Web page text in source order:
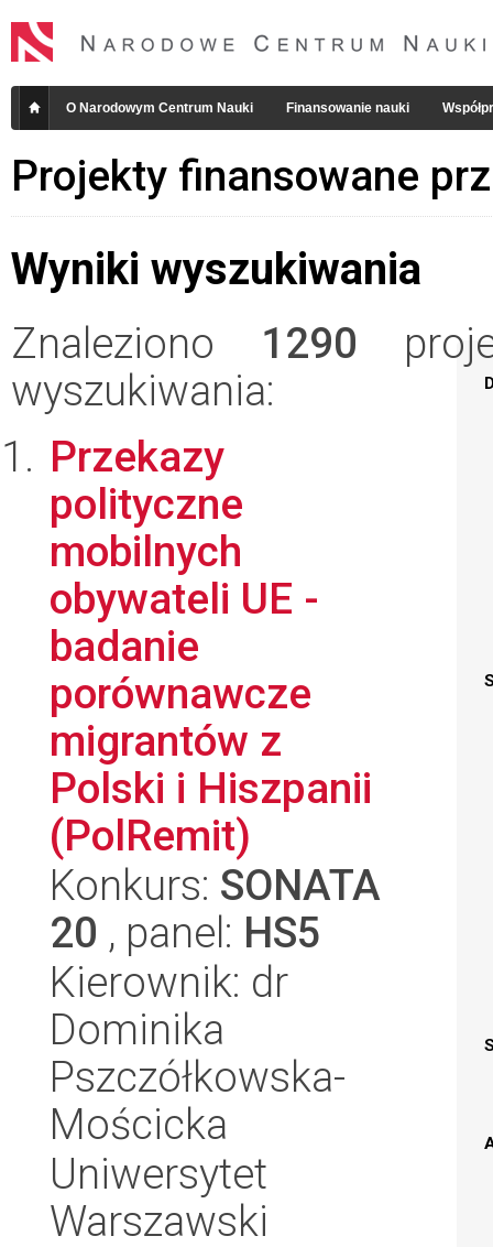
O Narodowym Centrum Nauki Finansowanie nauki
Projekty finansowane
Wyniki wyszukiwania
Znaleziono 1290
wyszukiwania:
Przekazy
polityczne
mobilnych
obywateli UE -
badanie
porównawcze
migrantów z
Polski i Hiszpanii
(PolRemit)
Konkurs: SONATA
20 , panel: HS5
Kierownik: dr
Dominika
Pszczółkowska-
Mościcka
Uniwersytet
Warszawski